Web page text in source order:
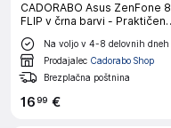
CADORABO Asus ZenFone 8
FLIP v črna barvi - Praktičen
zaščitni ovitek s karabinom
Ovitek ovitka z držalom za
pisalo
Na voljo v 4-8 delovnih dneh
Prodajalec Cadorabo Shop
Brezplačna poštnina
1699 €